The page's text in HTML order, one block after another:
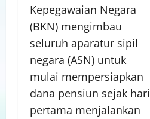
Kepegawaian Negara
(BKN) mengimbau
seluruh aparatur sipil
negara (ASN) untuk
mulai mempersiapkan
dana pensiun sejak hari
pertama menjalankan